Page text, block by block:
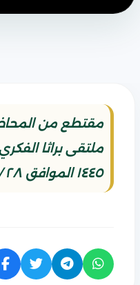
مقتطع من
ملتقى براثا
١٤٤٥ الموافق ٢٨ /٧/ ٢٠٢٣